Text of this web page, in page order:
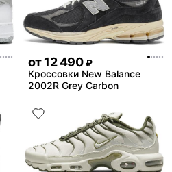
от12 490 ₽
Кроссовки New Balance
2002R Grey Carbon